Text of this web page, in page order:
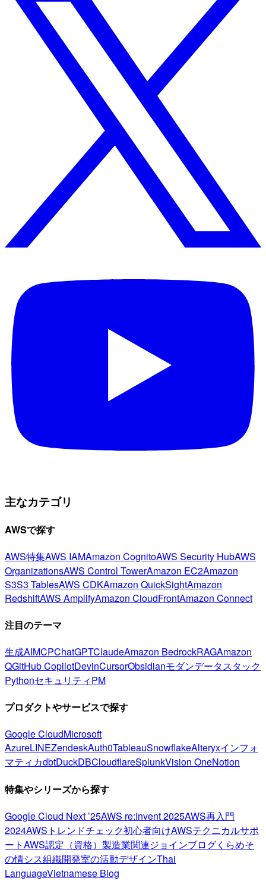
主なカテゴリ
AWSで探す
AWS特集AWS IAMAmazon CognitoAWS Security HubAWS
OrganizationsAWS Control TowerAmazon EC2Amazon
S3S3 TablesAWS CDKAmazon QuickSightAmazon
RedshiftAWS AmplifyAmazon CloudFrontAmazon Connect
注目のテーマ
生成AIMCPChatGPTClaudeAmazon BedrockRAGAmazon
QGitHub CopilotDevinCursorObsidianモダンデータスタック
PythonセキュリティPM
プロダクトやサービスで探す
Google CloudMicrosoft
AzureLINEZendeskAuth0TableauSnowflakeAlteryxインフォ
マティカdbtDuckDBCloudflareSplunkVision OneNotion
特集やシリーズから探す
Google Cloud Next ’25AWS re:Invent 2025AWS再入門
2024AWSトレンドチェック初心者向けAWSテクニカルサポ
ートAWS認定（資格） 製造業関連ジョインブログくらめそ
の情シス組織開発室の活動デザインThai
LanguageVietnamese Blog